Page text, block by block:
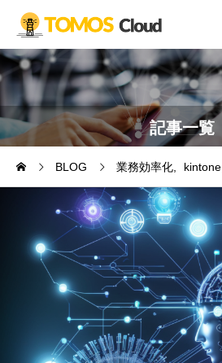
記事一覧
BLOG 業務効率化 kintone